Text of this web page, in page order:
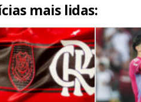
mais lidas: